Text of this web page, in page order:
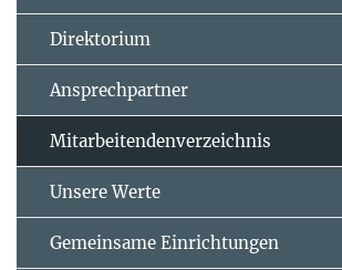
Direktorium
Ansprechpartner
Mitarbeitendenverzeichnis
Unsere Werte
Gemeinsame Einrichtungen